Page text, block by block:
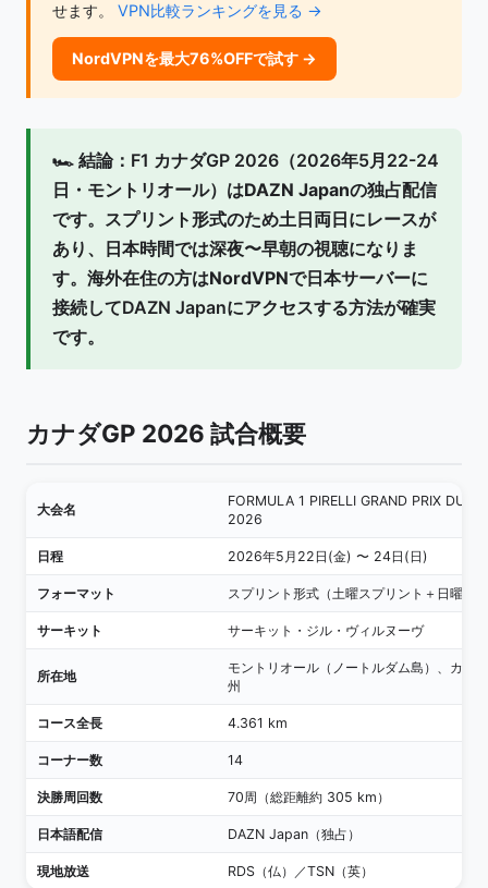
せます。 VPN比較ランキングを見る →
NordVPNを最大76%OFFで試す →
🏎️ 結論： F1 カナダGP 2026（2026年5月22-24
日・モントリオール）はDAZN Japanの独占配信
です。スプリント形式のため土日両日にレースが
あり、日本時間では深夜〜早朝の視聴になりま
す。海外在住の方はNordVPNで日本サーバーに
接続してDAZN Japanにアクセスする方法が確実
です。
カナダGP 2026 試合概要
大会名
FORMULA 1 PIRELLI GRAND PRIX DU
2026
日程 2026年5月22日(金) 〜 24日(日)
フォーマット スプリント形式（土曜スプリント＋日曜決
サーキット サーキット・ジル・ヴィルヌーヴ
所在地
モントリオール（ノートルダム島）、カナ
州
コース全長 4.361 km
コーナー数 14
決勝周回数 70周（総距離約 305 km）
日本語配信 DAZN Japan（独占）
現地放送 RDS（仏）／TSN（英）